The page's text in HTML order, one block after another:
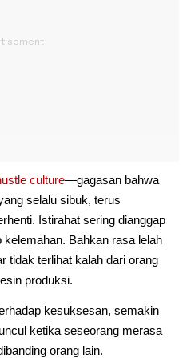
culture—gagasan bahwa
selalu sibuk, terus
Istirahat sering dianggap
Bahkan rasa lelah
tidak terlihat kalah dari orang
produksi.
kesuksesan, semakin
ketika seseorang merasa
orang lain.